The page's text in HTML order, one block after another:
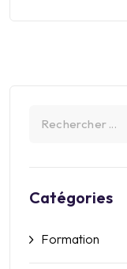
Catégories
Formation